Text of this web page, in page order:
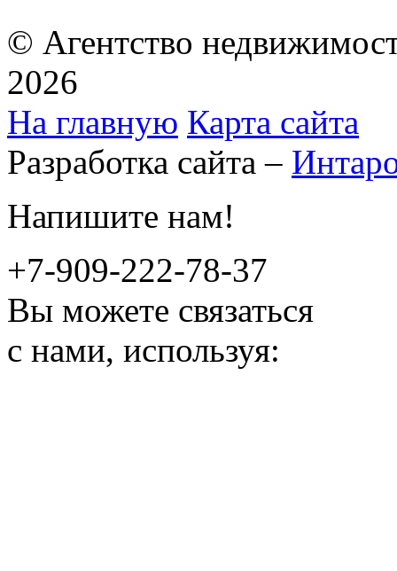
© Агентство
2026
На главную Карта сайта
Разработка сайта –
Напишите нам!
+7-909-222-78-37
Вы можете связаться
с нами, используя: